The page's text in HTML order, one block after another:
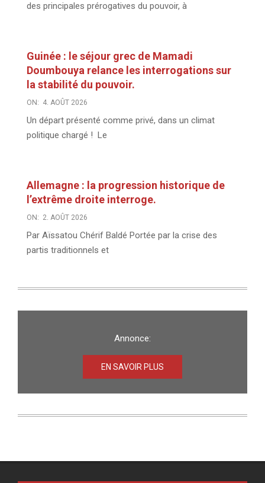
des principales prérogatives du pouvoir, à
Guinée : le séjour grec de Mamadi
Doumbouya relance les interrogations sur
la stabilité du pouvoir.
ON: 4. AOÛT 2026
Un départ présenté comme privé, dans un climat
politique chargé ! Le
Allemagne : la progression historique de
l’extrême droite interroge.
ON: 2. AOÛT 2026
Par Aïssatou Chérif Baldé Portée par la crise des
partis traditionnels et
Annonce:
EN SAVOIR PLUS